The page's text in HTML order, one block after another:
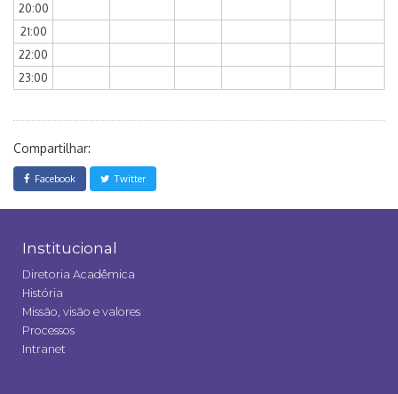
20:00
21:00
22:00
23:00
Compartilhar:
Facebook Twitter
Institucional
Diretoria Acadêmica
História
Missão, visão e valores
Processos
Intranet